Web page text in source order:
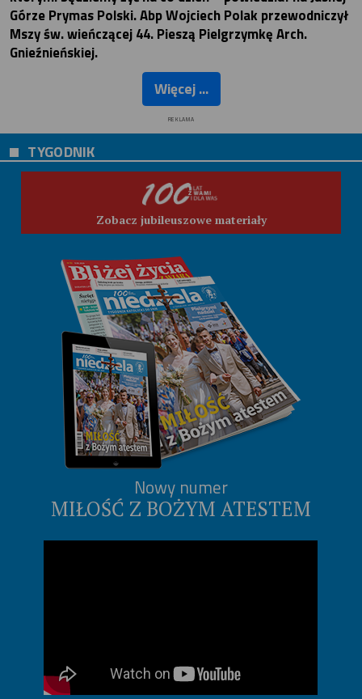
Górze Prymas Polski. Abp Wojciech Polak przewodniczył
Mszy św. wieńczącej 44. Pieszą Pielgrzymkę Arch.
Gnieźnieńskiej.
Więcej ...
REKLAMA
TYGODNIK
Zobacz jubileuszowe materiały
Nowy numer
MIŁOŚĆ Z BOŻYM ATESTEM